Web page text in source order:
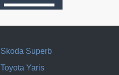
Skoda Superb
Toyota Yaris